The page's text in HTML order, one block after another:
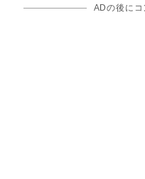
ADの後に